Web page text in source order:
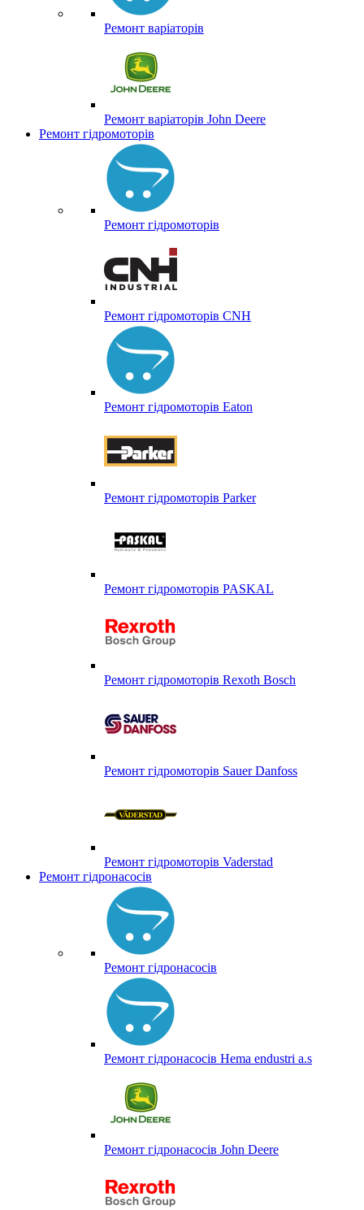
Ремонт варіаторів
Ремонт варіаторів John Deere
Ремонт гідромоторів
Ремонт гідромоторів
Ремонт гідромоторів CNH
Ремонт гідромоторів Eaton
Ремонт гідромоторів Parker
Ремонт гідромоторів PASKAL
Ремонт гідромоторів Rexoth Bosch
Ремонт гідромоторів Sauer Danfoss
Ремонт гідромоторів Vaderstad
Ремонт гідронасосів
Ремонт гідронасосів
Ремонт гідронасосів Hema endustri a.s
Ремонт гідронасосів John Deere